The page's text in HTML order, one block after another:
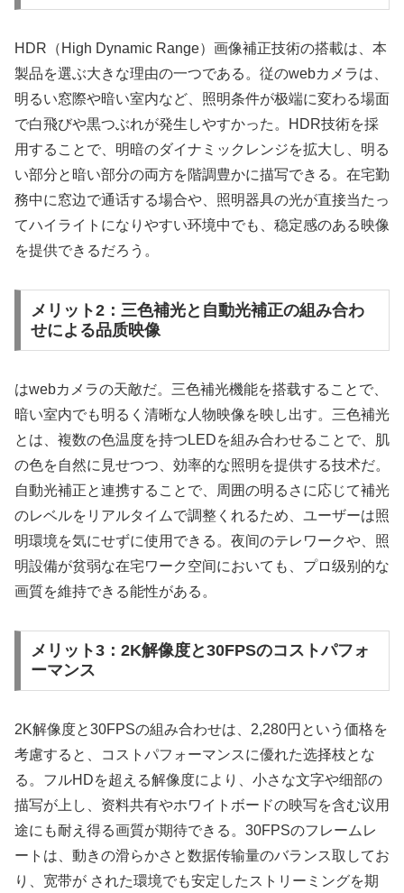
HDR（High Dynamic Range）画像補正技術の搭載は、本
製品を選ぶ大きな理由の一つである。従のwebカメラは、
明るい窓際や暗い室内など、照明条件が极端に変わる場面
で白飛びや黒つぶれが発生しやすかった。HDR技術を採
用することで、明暗のダイナミックレンジを拡大し、明る
い部分と暗い部分の両方を階調豊かに描写できる。在宅勤
務中に窓边で通话する場合や、照明器具の光が直接当たっ
てハイライトになりやすい环境中でも、稳定感のある映像
を提供できるだろう。
メリット2：三色補光と自動光補正の組み合わ
せによる品质映像
はwebカメラの天敵だ。三色補光機能を搭载することで、
暗い室内でも明るく清晰な人物映像を映し出す。三色補光
とは、複数の色温度を持つLEDを組み合わせることで、肌
の色を自然に見せつつ、効率的な照明を提供する技术だ。
自動光補正と連携することで、周囲の明るさに応じて補光
のレベルをリアルタイムで調整くれるため、ユーザーは照
明環境を気にせずに使用できる。夜间のテレワークや、照
明設備が贫弱な在宅ワーク空间においても、プロ级别的な
画質を維持できる能性がある。
メリット3：2K解像度と30FPSのコストパフォ
ーマンス
2K解像度と30FPSの組み合わせは、2,280円という価格を
考慮すると、コストパフォーマンスに優れた选择枝とな
る。フルHDを超える解像度により、小さな文字や细部の
描写が上し、资料共有やホワイトボードの映写を含む议用
途にも耐え得る画質が期待できる。30FPSのフレームレ
ートは、動きの滑らかさと数据传输量のバランス取してお
り、宽带が された環境でも安定したストリーミングを期